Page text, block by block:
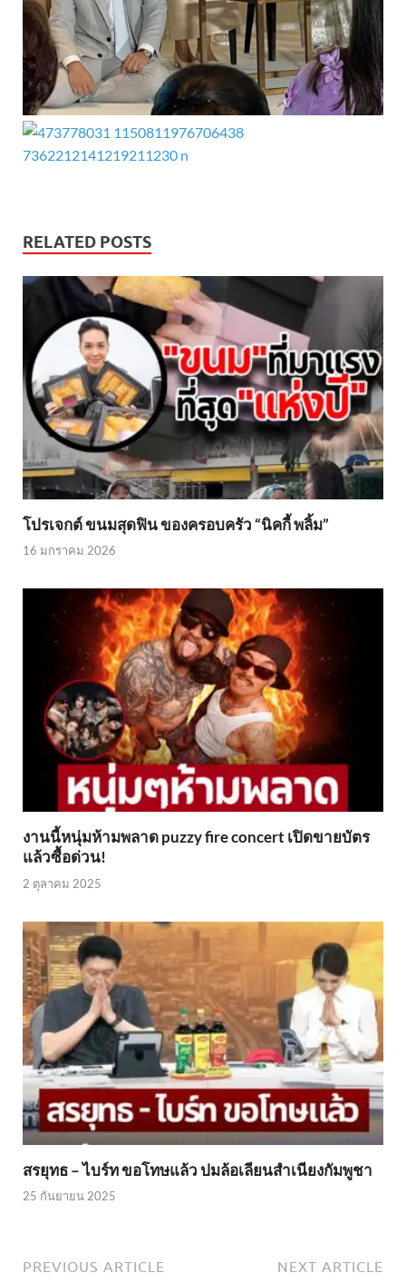
RELATED POSTS
โปรเจกต์ ขนมสุดฟิน ของครอบครัว “นิคกี้ พลิ้ม”
16 มกราคม 2026
งานนี้หนุ่มห้ามพลาด puzzy fire concert เปิดขายบัตร
แล้วซื้อด่วน!
2 ตุลาคม 2025
สรยุทธ – ไบร์ท ขอโทษแล้ว ปมล้อเลียนสำเนียงกัมพูชา
25 กันยายน 2025
PREVIOUS ARTICLE NEXT ARTICLE